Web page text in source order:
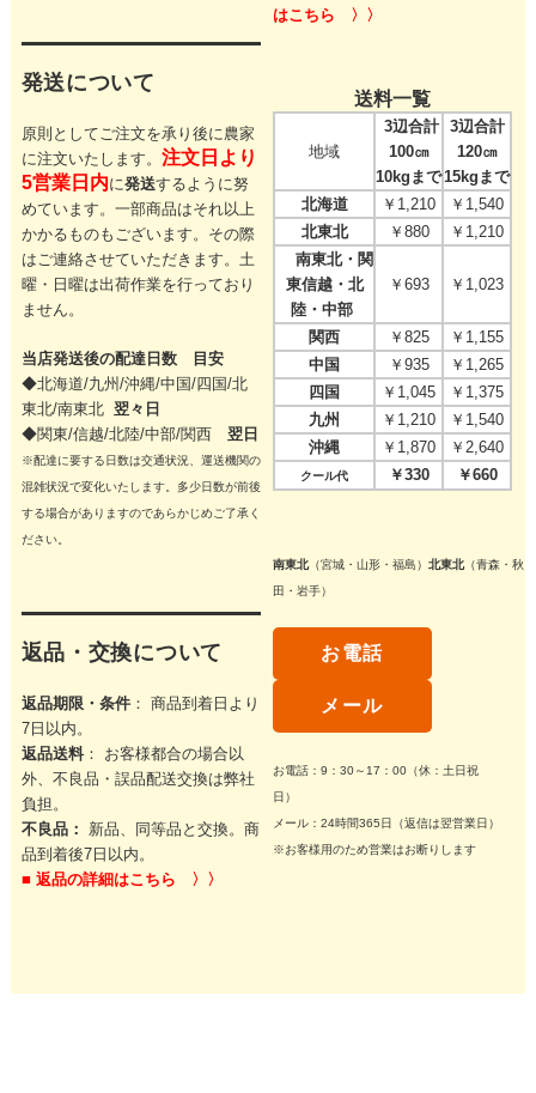
発送について
原則としてご注文を承り後に農家
に注文いたします。 注文日より
5営業日内に発送するように努
めています。一部商品はそれ以上
かかるものもございます。その際
はご連絡させていただきます。 土
曜・日曜は出荷作業を行っており
ません。
当店発送後の配達日数 目安
◆北海道/九州/沖縄/中国/四国/北
東北/南東北 翌々日
◆関東/信越/北陸/中部/関西 翌日
※配達に要する日数は交通状況、運送機関の
混雑状況で変化いたします。多少日数が前後
する場合がありますのであらかじめご了承く
ださい。
返品・交換について
返品期限・条件： 商品到着日より
7日以内。
返品送料： お客様都合の場合以
外、不良品・誤品配送交換は弊社
負担。
不良品：
新品、同等品と交換。商
品到着後7日以内。
■ 返品の詳細はこちら 〉〉
はこちら 〉〉
送料一覧
地域
3辺合計
100㎝
10kgまで
3辺合計
120㎝
15kgまで
北海道
￥1,210
￥1,540
北東北
￥880
￥1,210
南東北・関
東信越・北
陸・中部
￥693 ￥1,023
関西 ￥825
￥1,155
中国
￥935
￥1,265
四国
￥1,045
￥1,375
九州
￥1,210
￥1,540
沖縄
￥1,870 ￥2,640
クール代 ￥330 ￥660
南東北（宮城・山形・福島）北東北（青森・秋
田・岩手）
お電話
メール
お電話：9：30～17：00（休：土日祝
日）
メール：24時間365日（返信は翌営業日）
※お客様用のため営業はお断りします